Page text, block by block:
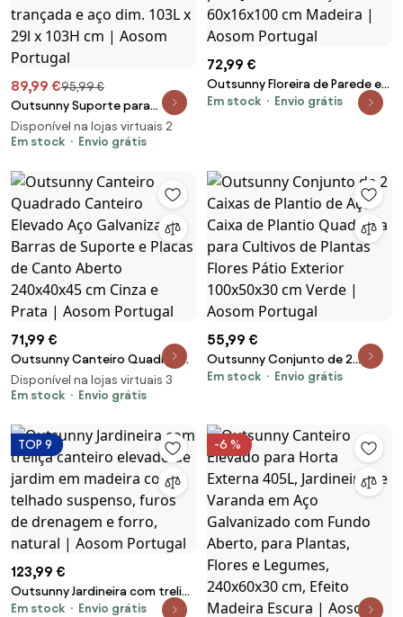
89,99 €95,99 €
Outsunny Suporte para
plantas com treliça recipiente
retangular inferior em resina
103H cm | Aosom Portugal
Disponível na lojas virtuais 2
Em stock
Envio grátis
72,99 €
Outsunny Floreira de Parede em
Madeira com Treliça e 5 Vasos
Em stock Envio grátis
71,99 €
Outsunny Canteiro Quadrado
Canteiro Elevado Aço
Galvanizado Barras de Suporte
240x40x45 cm Cinza e Prata |
Aosom Portugal
Disponível na lojas virtuais 3
Em stock
Envio grátis
55,99 €
Outsunny Conjunto de 2
Caixas de Plantio de Aço Caixa
Exterior 100x50x30 cm Verde |
Aosom Portugal
Em stock Envio grátis
TOP 9
123,99 €
Outsunny Jardineira com treliça
canteiro elevado de jardim em
Em stock Envio grátis
-6 %